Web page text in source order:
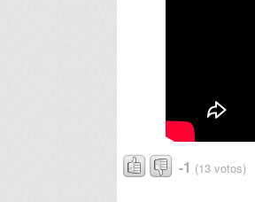
-1 (13 votos)